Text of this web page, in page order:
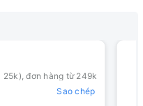
25k), đơn hàng từ 249k
Sao chép